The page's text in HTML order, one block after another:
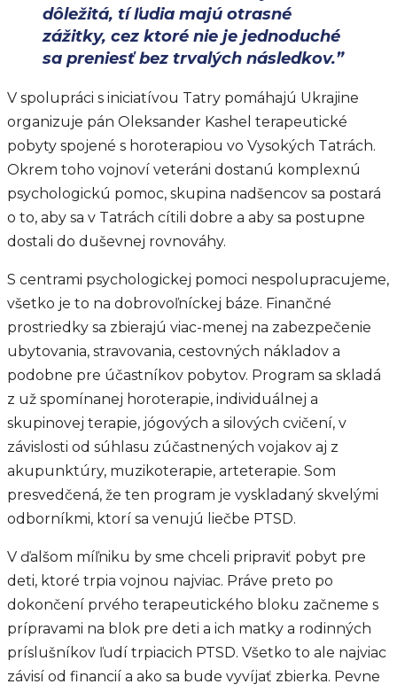
dôležitá, tí ľudia majú otrasné
zážitky, cez ktoré nie je jednoduché
sa preniesť bez trvalých následkov.”
V spolupráci s iniciatívou Tatry pomáhajú Ukrajine
organizuje pán Oleksander Kashel terapeutické
pobyty spojené s horoterapiou vo Vysokých Tatrách.
Okrem toho vojnoví veteráni dostanú komplexnú
psychologickú pomoc, skupina nadšencov sa postará
o to, aby sa v Tatrách cítili dobre a aby sa postupne
dostali do duševnej rovnováhy.
S centrami psychologickej pomoci nespolupracujeme,
všetko je to na dobrovoľníckej báze. Finančné
prostriedky sa zbierajú viac-menej na zabezpečenie
ubytovania, stravovania, cestovných nákladov a
podobne pre účastníkov pobytov. Program sa skladá
z už spomínanej horoterapie, individuálnej a
skupinovej terapie, jógových a silových cvičení, v
závislosti od súhlasu zúčastnených vojakov aj z
akupunktúry, muzikoterapie, arteterapie. Som
presvedčená, že ten program je vyskladaný skvelými
odborníkmi, ktorí sa venujú liečbe PTSD.
V ďalšom míľniku by sme chceli pripraviť pobyt pre
deti, ktoré trpia vojnou najviac. Práve preto po
dokončení prvého terapeutického bloku začneme s
prípravami na blok pre deti a ich matky a rodinných
príslušníkov ľudí trpiacich PTSD. Všetko to ale najviac
závisí od financií a ako sa bude vyvíjať zbierka. Pevne